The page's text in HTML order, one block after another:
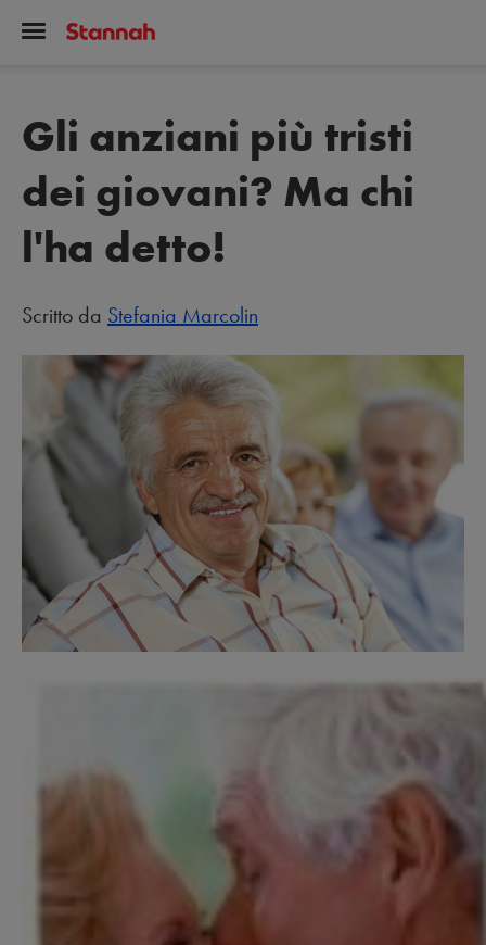
Gli anziani più tristi
dei giovani? Ma chi
l'ha detto!
Scritto da Stefania Marcolin